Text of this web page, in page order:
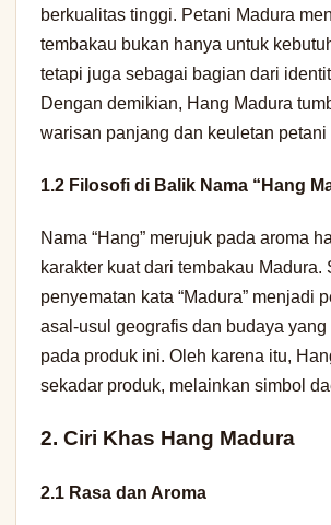
berkualitas tinggi. Petani Madura
tembakau bukan hanya untuk
tetapi juga sebagai bagian dari
Dengan demikian, Hang Madura
warisan panjang dan keuletan petani
1.2 Filosofi di Balik Nama “Hang
Nama “Hang” merujuk pada aroma
karakter kuat dari tembakau Madura.
penyematan kata “Madura” menjadi
asal-usul geografis dan budaya yang
pada produk ini. Oleh karena itu,
sekadar produk, melainkan simbol
2. Ciri Khas Hang Madura
2.1 Rasa dan Aroma